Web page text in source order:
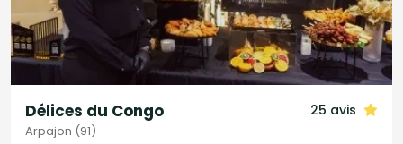
Délices du Congo 25 avis
Arpajon (91)